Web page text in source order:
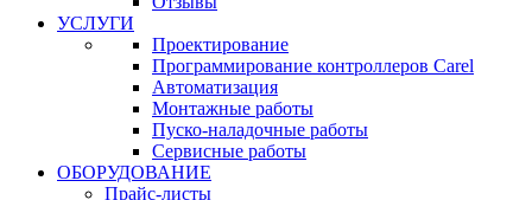
УСЛУГИ
Проектирование
Программирование контроллеров Carel
Автоматизация
Монтажные работы
Пуско-наладочные работы
Сервисные работы
ОБОРУДОВАНИЕ
Прайс-листы